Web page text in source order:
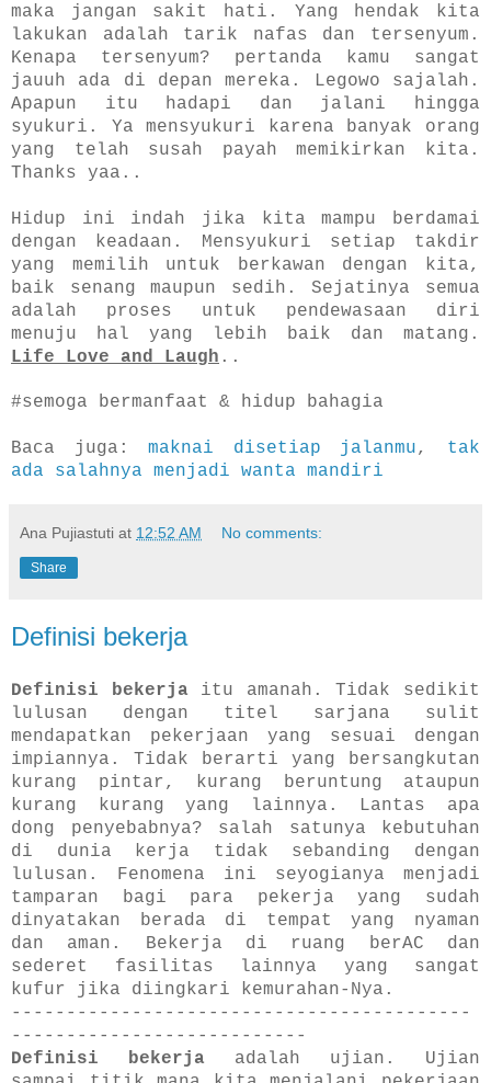
maka jangan sakit hati. Yang hendak kita
lakukan adalah tarik nafas dan tersenyum.
Kenapa tersenyum? pertanda kamu sangat
jauuh ada di depan mereka. Legowo sajalah.
Apapun itu hadapi dan jalani hingga
syukuri. Ya mensyukuri karena banyak orang
yang telah susah payah memikirkan kita.
Thanks yaa..
Hidup ini indah jika kita mampu berdamai
dengan keadaan. Mensyukuri setiap takdir
yang memilih untuk berkawan dengan kita,
baik senang maupun sedih. Sejatinya semua
adalah proses untuk pendewasaan diri
menuju hal yang lebih baik dan matang.
Life Love and Laugh ..
#semoga bermanfaat & hidup bahagia
Baca juga:maknai disetiap jalanmu, tak
ada salahnya menjadi wanta mandiri
Ana Pujiastuti at 12:52 AM No comments:
Share
Definisi bekerja
Definisi bekerjaitu amanah. Tidak sedikit
lulusan dengan titel sarjana sulit
mendapatkan pekerjaan yang sesuai dengan
impiannya. Tidak berarti yang bersangkutan
kurang pintar, kurang beruntung ataupun
kurang kurang yang lainnya. Lantas apa
dong penyebabnya? salah satunya kebutuhan
di dunia kerja tidak sebanding dengan
lulusan. Fenomena ini seyogianya menjadi
tamparan bagi para pekerja yang sudah
dinyatakan berada di tempat yang nyaman
dan aman. Bekerja di ruang berAC dan
sederet fasilitas lainnya yang sangat
kufur jika diingkari kemurahan-Nya.
------------------------------------------
---------------------------
Definisi bekerja adalah ujian. Ujian